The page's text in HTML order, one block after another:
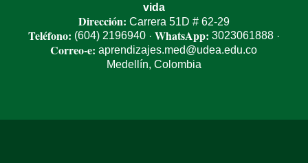
vida
Dirección: Carrera 51D # 62-29
Teléfono: (604) 2196940· WhatsApp: 3023061888·
Correo-e: aprendizajes.med@udea.edu.co
Medellín, Colombia